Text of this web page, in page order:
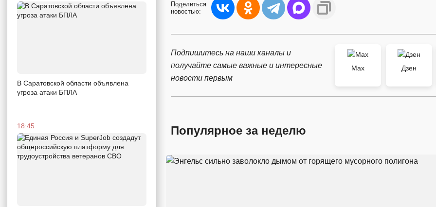
В Саратовской области объявлена
угроза атаки БПЛА
18:45
Поделиться
новостью:
Подпишитесь на наши каналы и
получайте самые важные и интересные
новости первым
Max
Дзен
Популярное за неделю